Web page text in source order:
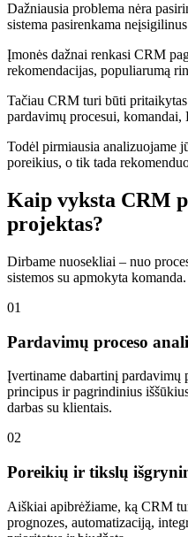
Dažniausia problema nėra
sistema pasirenkama
Įmonės dažnai renkasi CRM
rekomendacijas, populiarumą
Tačiau CRM turi būti
pardavimų procesui, komandai,
Todėl pirmiausia analizuojame
poreikius, o tik tada
Kaip vyksta CRM
projektas?
Dirbame nuosekliai – nuo
sistemos su apmokyta komanda.
01
Pardavimų proceso
Įvertiname dabartinį pardavimų
principus ir pagrindinius
darbas su klientais.
02
Poreikių ir tikslų
Aiškiai apibrėžiame, ką CRM
prognozes, automatizaciją,